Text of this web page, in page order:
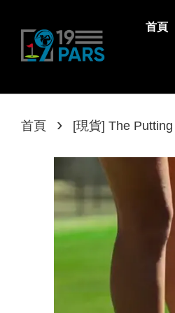
首頁
首頁 › [現貨] The